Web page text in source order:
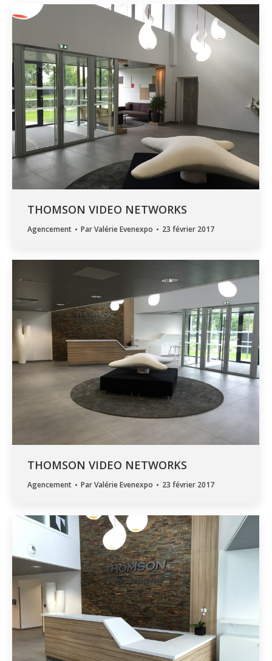
THOMSON VIDEO NETWORKS
Agencement ParValérie Evenexpo 23 février 2017
THOMSON VIDEO NETWORKS
Agencement ParValérie Evenexpo 23 février 2017